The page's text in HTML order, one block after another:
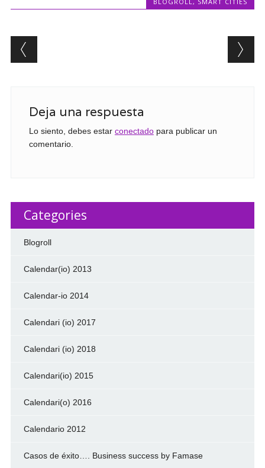
Post navigation
Deja una respuesta
Lo siento, debes estar conectadopara publicar un
comentario.
Categories
Blogroll
Calendar(io) 2013
Calendar-io 2014
Calendari (io) 2017
Calendari (io) 2018
Calendari(io) 2015
Calendari(o) 2016
Calendario 2012
Casos de éxito…. Business success by Famase